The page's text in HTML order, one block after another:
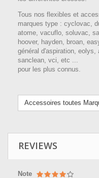
Tous nos flexibles et
marques type : cyclovac,
atome, vacuflo, soluvac,
hoover, hayden, broan,
général d'aspiration, eolys,
sanclean, vci, etc ...
pour les plus connus.
Accessoires toutes
REVIEWS
Note